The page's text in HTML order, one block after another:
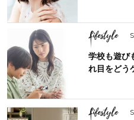
Lifestyle
学校も遊び
れ目をどう
Lifestyle